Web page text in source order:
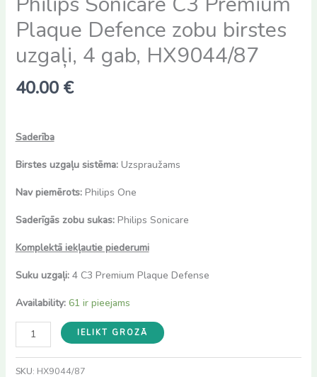
Plaque Defence zobu birstes
uzgaļi, 4 gab, HX9044/87
40.00 €
Saderība
Birstes uzgaļu sistēma:Uzspraužams
Nav piemērots:Philips One
Saderīgās zobu sukas:Philips Sonicare
Komplektā iekļautie piederumi
Suku uzgaļi: 4 C3 Premium Plaque Defense
Availability: 61 ir pieejams
Philips
Sonicare
C3
IELIKT GROZĀ
SKU: HX9044/87